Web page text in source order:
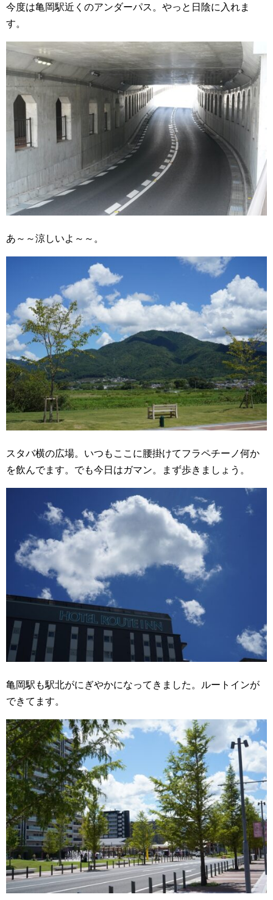
今度は亀岡駅近くのアンダーパス。やっと日陰に入れま
す。
あ～～涼しいよ～～。
スタバ横の広場。いつもここに腰掛けてフラペチーノ何か
を飲んでます。でも今日はガマン。まず歩きましょう。
亀岡駅も駅北がにぎやかになってきました。ルートインが
できてます。